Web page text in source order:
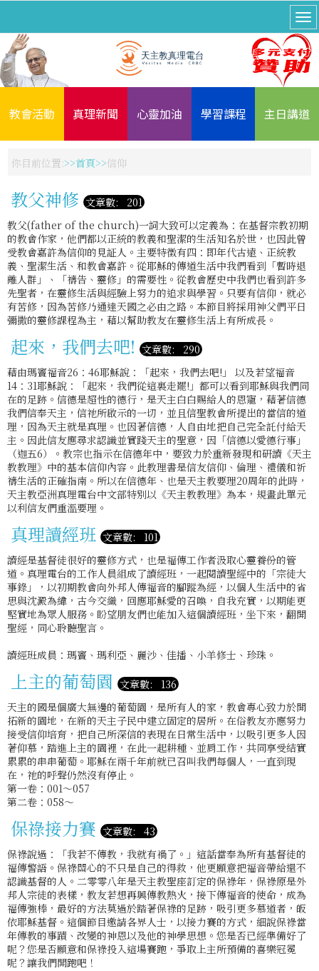
教會活動 真理新聞 心靈加油 學習課程 主日講道
你目前位置: 首頁 信仰
教父神修 文章數: 201
教父(father of the church)一詞大致可以定義為：在基督宗教初期
的教會作家，他們都以正統的教義和聖潔的生活知名於世，也因此曾
受教會嘉許為信仰的見証人。主要特徵有四：即年代古遠、正統教
義、聖潔生活、和教會嘉許。從耶穌的傳道生活中我們看到「暫時退
離人群」、「禱告、靈修」的需要性。從教會歷史中我們也看到許多
先聖者，在靈修生活與經驗上努力的追求與學習。只要有信仰，就必
有苦修，因為苦修乃通達天國之必由之路。本節目將採用神父們平日
彌撒的靈修課程為主，藉以幫助教友在靈修生活上有所成長。
起來，我們去吧! 文章數: 290
藉由瑪竇福音26：46耶穌說：「起來，我們去吧!」 以及若望福音
14：31耶穌說：「起來，我們從這裏走罷!」都可以看到耶穌與我們同
在的足跡。信德是超性的德行，是天主白白賜給人的恩寵，藉著信德
我們信奉天主，信祂所啟示的一切，並且信聖教會所提出的當信的道
理，因為天主就是真理。也因著信德，人自由地把自己完全託付給天
主。因此信友應尋求認識並實踐天主的聖意，因「信德以愛德行事」
（迦五6）。教宗也指示在信德年中，要致力於重新發現和研讀《天主
教教理》中的基本信仰內容。此教理書是信友信仰、倫理、禮儀和祈
禱生活的正確指南。所以在信德年、也是天主教要理20周年的此時，
天主教亞洲真理電台中文部特別以《天主教教理》為本，規畫此單元
以利信友們重溫要理。
真理讀經班 文章數: 101
讀經是基督徒很好的靈修方式，也是福傳工作者汲取心靈養份的管
道。真理電台的工作人員組成了讀經班，一起閱讀聖經中的「宗徒大
事錄」，以初期教會向外邦人傳福音的腳蹤為經，以個人生活中的省
思與沈澱為緯，古今交織，回應耶穌愛的召喚，自我充實，以期能更
堅實地為眾人服務。盼望朋友們也能加入這個讀經班，坐下來，翻開
聖經，同心聆聽聖言。
讀經班成員：瑪竇、瑪利亞、麗沙、佳播、小羊修士、珍珠。
上主的葡萄園 文章數: 136
天主的國是個廣大無邊的葡萄園，是所有人的家，教會專心致力於開
拓新的園地，在新的天主子民中建立固定的居所。在俗教友亦應努力
接受信仰培育，把自己所深信的表現在日常生活中，以吸引更多人因
著仰慕，踏進上主的園裡，在此一起耕種、並肩工作，共同享受結實
累累的串串葡萄。耶穌在兩千年前就已召叫我們每個人，一直到現
在，祂的呼聲仍然沒有停止。
第一卷：001～057
第二卷：058～
保祿接力賽 文章數: 43
保祿說過：「我若不傳教，我就有禍了。」這話當奉為所有基督徒的
福傳警語。保祿關心的不只是自己的得救，他更願意把福音帶給還不
認識基督的人。二零零八年是天主教聖座訂定的保祿年，保祿原是外
邦人宗徒的表樣，教友若想再興傳教熱火，接下傳福音的使命，成為
福傳強棒，最好的方法莫過於踏著保祿的足跡，吸引更多慕道者，皈
依耶穌基督。這個節目邀請各界人士，以接力賽的方式，細說保祿當
年傳教的事蹟、改變的神恩以及他的神學思想。您是否已經準備好了
呢？您是否願意和保祿投入這場賽跑，爭取上主所預備的喜樂冠冕
呢？讓我們開跑吧！